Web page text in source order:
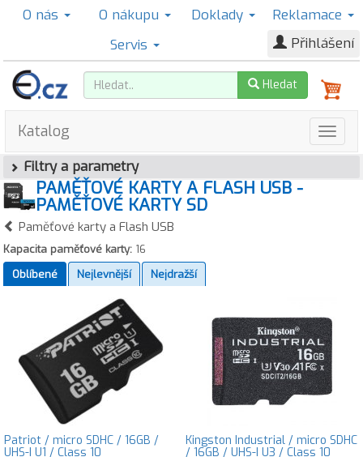
O nás O nákupu Doklady
Reklamace
Servis
Přihlášení
Hledat
Katalog
Filtry a parametry
PAMĚŤOVÉ KARTY A FLASH USB -
PAMĚŤOVÉ KARTY SD
Paměťové karty a Flash USB
Kapacita paměťové karty: 16
Oblíbené
Nejlevnější Nejdražší
Patriot / micro SDHC / 16GB /
UHS-I U1 / Class 10
Kingston Industrial / micro SDHC
/ 16GB / UHS-I U3 / Class 10